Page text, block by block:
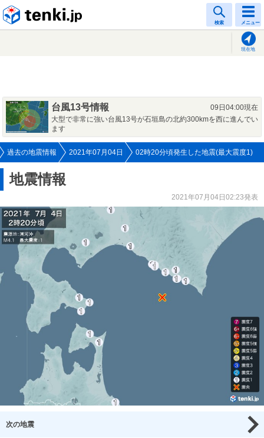
検索 メニュー
現在地
台風13号情報
09日04:00現在
大型で非常に強い台風13号が石垣島の北約300kmを西に進んでい
ます
過去の地震情報 2021年07月04日 02時20分頃発生した地震(最大震度1)
地震情報
2021年07月04日02:23発表
次の地震